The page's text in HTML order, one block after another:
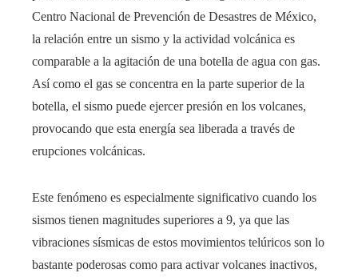
Centro Nacional de Prevención de Desastres de México,
la relación entre un sismo y la actividad volcánica es
comparable a la agitación de una botella de agua con gas.
Así como el gas se concentra en la parte superior de la
botella, el sismo puede ejercer presión en los volcanes,
provocando que esta energía sea liberada a través de
erupciones volcánicas.
Este fenómeno es especialmente significativo cuando los
sismos tienen magnitudes superiores a 9, ya que las
vibraciones sísmicas de estos movimientos telúricos son lo
bastante poderosas como para activar volcanes inactivos,